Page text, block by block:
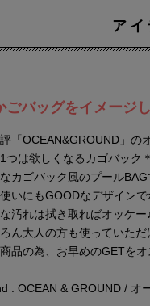
アイ
ごバッグをイメージ
「OCEAN&GROUND」の
つは欲しくなるカゴバック＊
カゴバック風のプールBAG
いにもGOODなデザイン
汚れは拭き取ればオッケー
ん大人の方も使っていた
品の為、お早めのGETをオ
: OCEAN & GROUND / オ